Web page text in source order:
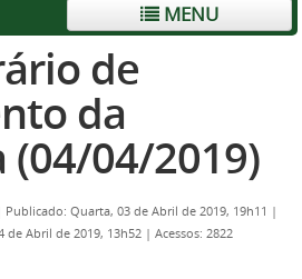
MENU
de
da
(04/04/2019)
Publicado: Quarta, 03 de Abril de 2019, 19h11 |
de Abril de 2019, 13h52 | Acessos: 2822